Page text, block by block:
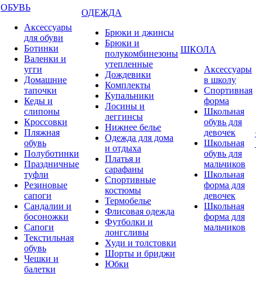
ОБУВЬ
Аксессуары
для обуви
Ботинки
Валенки и
угги
Домашние
тапочки
Кеды и
слипоны
Кроссовки
Пляжная
обувь
Полуботинки
Праздничные
туфли
Резиновые
сапоги
Сандалии и
босоножки
Сапоги
Текстильная
обувь
Чешки и
балетки
ОДЕЖДА
Брюки и джинсы
Брюки и
полукомбинезоны
утепленные
Дождевики
Комплекты
Купальники
Лосины и
леггинсы
Нижнее белье
Одежда для дома
и отдыха
Платья и
сарафаны
Спортивные
костюмы
Термобелье
Флисовая одежда
Футболки и
лонгсливы
Худи и толстовки
Шорты и бриджи
Юбки
ШКОЛА
Аксессуары
в школу
Спортивная
форма
Школьная
обувь для
девочек
Школьная
обувь для
мальчиков
Школьная
форма для
девочек
Школьная
форма для
мальчиков